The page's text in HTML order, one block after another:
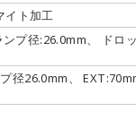
イト加工
プ径:26.0mm、 ドロッ
径26.0mm、